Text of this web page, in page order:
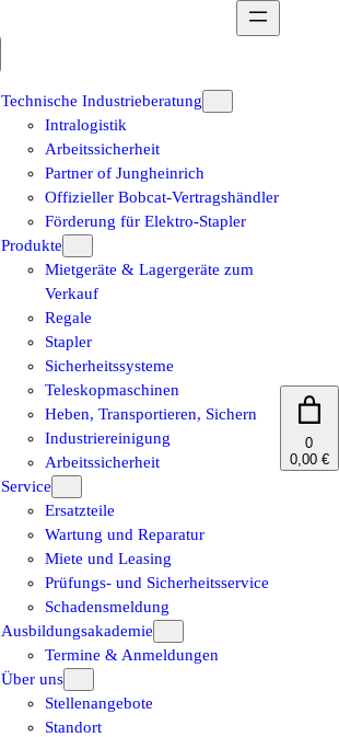
Technische Industrieberatung
Intralogistik
Arbeitssicherheit
Partner of Jungheinrich
Offizieller Bobcat-Vertragshändler
Förderung für Elektro-Stapler
Produkte
Mietgeräte & Lagergeräte zum
Verkauf
Regale
Stapler
Sicherheitssysteme
Teleskopmaschinen
Heben, Transportieren, Sichern
Industriereinigung
Arbeitssicherheit
Service
Ersatzteile
Wartung und Reparatur
Miete und Leasing
Prüfungs- und Sicherheitsservice
Schadensmeldung
Ausbildungsakademie
Termine & Anmeldungen
Über uns
Stellenangebote
Standort
0
0,00 €